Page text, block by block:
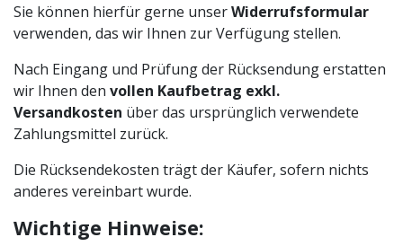
Sie können hierfür gerne unserWiderrufsformular
verwenden, das wir Ihnen zur Verfügung stellen.
Nach Eingang und Prüfung der Rücksendung erstatten
wir Ihnen den vollen Kaufbetrag exkl.
Versandkosten über das ursprünglich verwendete
Zahlungsmittel zurück.
Die Rücksendekosten trägt der Käufer, sofern nichts
anderes vereinbart wurde.
Wichtige Hinweise: